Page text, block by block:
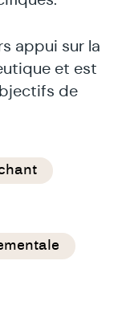
appui sur la
et est
de